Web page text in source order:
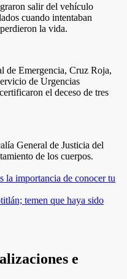
salir del vehículo
cuando intentaban
la vida.
de Emergencia, Cruz Roja,
de Urgencias
el deceso de tres
General de Justicia del
de los cuerpos.
la importancia de conocer tu
temen que haya sido
e